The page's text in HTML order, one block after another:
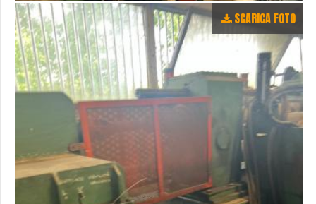
SCARICA FOTO